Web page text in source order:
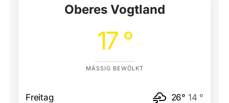
Oberes Vogtland
17 °
MÄSSIG BEWÖLKT
Freitag 26° 14 °